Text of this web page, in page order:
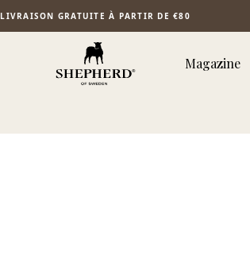
LIVRAISON GRATUITE À PARTIR DE €80
Magazine